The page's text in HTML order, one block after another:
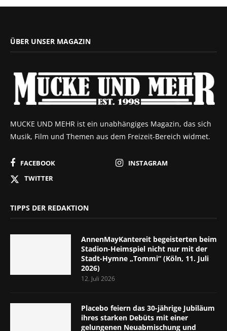
ÜBER UNSER MAGAZIN
MUCKE UND MEHR ist ein unabhängiges Magazin, das sich
Musik, Film und Themen aus dem Freizeit-Bereich widmet.
FACEBOOK
INSTAGRAM
TWITTER
TIPPS DER REDAKTION
AnnenMayKantereit begeisterten beim
Stadion-Heimspiel nicht nur mit der
Stadt-Hymne „Tommi“ (Köln, 11. Juli
2026)
12. Juli 2026
Placebo feiern das 30-jährige Jubiläum
ihres starken Debüts mit einer
gelungenen Neuabmischung und